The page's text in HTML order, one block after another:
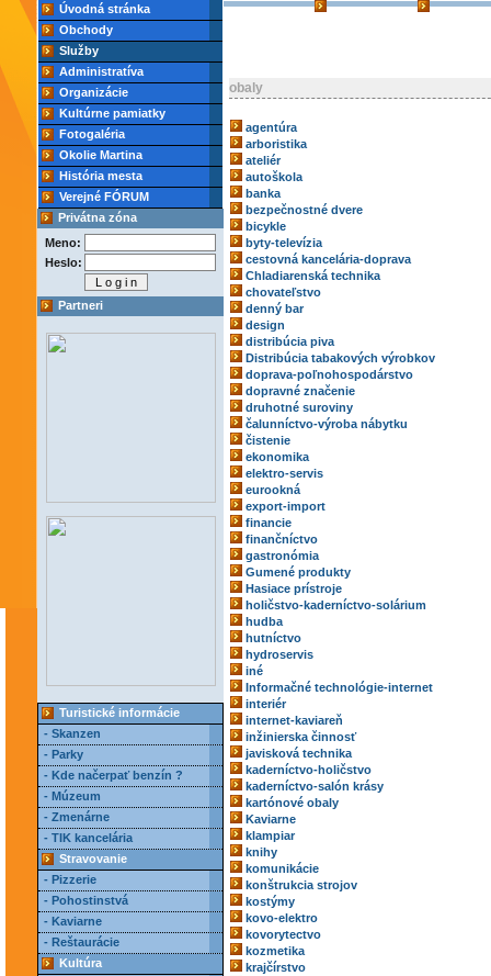
Úvodná stránka
Obchody
Služby
Administratíva
Organizácie
Kultúrne pamiatky
Fotogaléria
Okolie Martina
História mesta
Verejné FÓRUM
Privátna zóna
Meno:
Heslo:
Partneri
Turistické informácie
- Skanzen
- Parky
- Kde načerpať benzín ?
- Múzeum
- Zmenárne
- TIK kancelária
Stravovanie
- Pizzerie
- Pohostinstvá
- Kaviarne
- Reštaurácie
Kultúra
obaly
agentúra
arboristika
ateliér
autoškola
banka
bezpečnostné dvere
bicykle
byty-televízia
cestovná kancelária-doprava
Chladiarenská technika
chovateľstvo
denný bar
design
distribúcia piva
Distribúcia tabakových výrobkov
doprava-poľnohospodárstvo
dopravné značenie
druhotné suroviny
čalunníctvo-výroba nábytku
čistenie
ekonomika
elektro-servis
eurookná
export-import
financie
finančníctvo
gastronómia
Gumené produkty
Hasiace prístroje
holičstvo-kaderníctvo-solárium
hudba
hutníctvo
hydroservis
iné
Informačné technológie-internet
interiér
internet-kaviareň
inžinierska činnosť
javisková technika
kaderníctvo-holičstvo
kaderníctvo-salón krásy
kartónové obaly
Kaviarne
klampiar
knihy
komunikácie
konštrukcia strojov
kostýmy
kovo-elektro
kovorytectvo
kozmetika
krajčírstvo